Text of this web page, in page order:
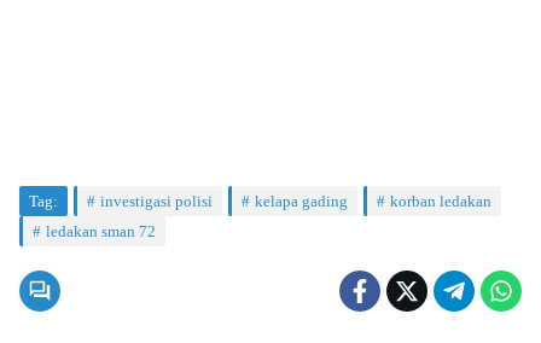
Tag: investigasi polisi kelapa gading
korban ledakan
ledakan sman 72